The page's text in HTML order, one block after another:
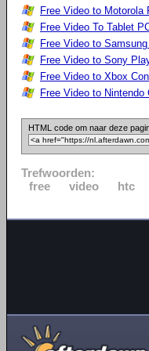
Free Video to Motorola
Free Video To Tablet
Free Video to
Free Video to Sony
Free Video to Xbox
Free Video to Nintendo
HTML code om naar deze
Trefwoorden:
free
video htc